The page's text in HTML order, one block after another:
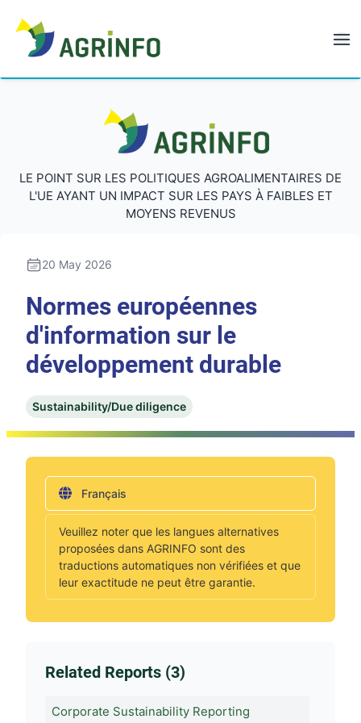
AGRINFO
LE POINT SUR LES POLITIQUES AGROALIMENTAIRES DE
L'UE AYANT UN IMPACT SUR LES PAYS À FAIBLES ET
MOYENS REVENUS
20 May 2026
Normes européennes
d'information sur le
développement durable
Sustainability/Due diligence
Français
Veuillez noter que les langues alternatives
proposées dans AGRINFO sont des
traductions automatiques non vérifiées et que
leur exactitude ne peut être garantie.
Related Reports (3)
Corporate Sustainability Reporting